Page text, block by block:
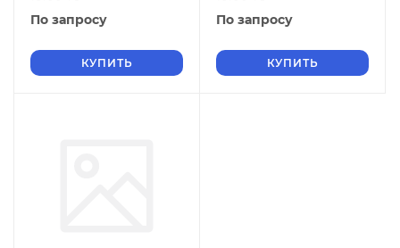
По запросу
КУПИТЬ
По запросу
КУПИТЬ